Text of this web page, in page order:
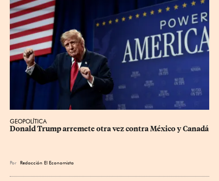
GEOPOLÍTICA
Donald Trump arremete otra vez contra México y Canadá
Por Redacción El Economista